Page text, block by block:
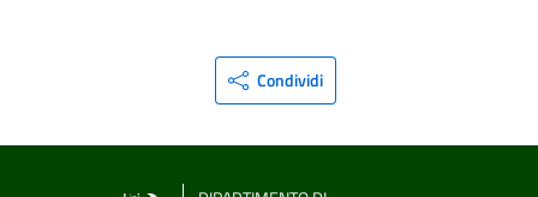
Condividi